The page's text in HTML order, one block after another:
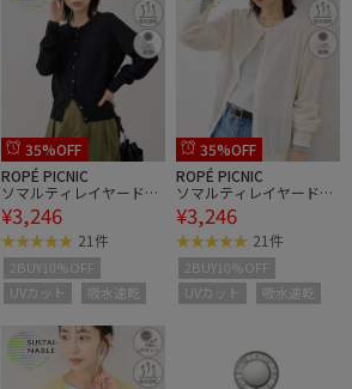
35%OFF
ROPÉ PICNIC
ソマルティレイヤード風
ベーシックカーディガ
ン/UVカット・吸水速
乾・遮熱
¥3,246
21件
2BUY10%OFF
UVカット
吸水速乾
35%OFF
ROPÉ PICNIC
ソマルティレイヤード風
ベーシックカーディガ
ン/UVカット・吸水速
乾・遮熱
¥3,246
21件
2BUY10%OFF
UVカット
吸水速乾